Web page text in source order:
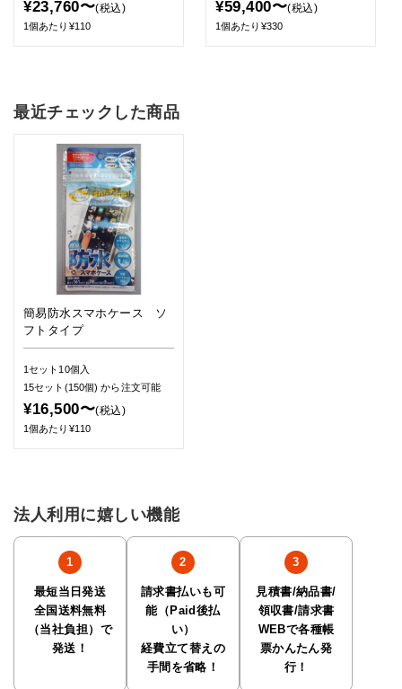
¥23,760〜(税込)
1個あたり¥110
¥59,400〜(税込)
1個あたり¥330
最近チェックした商品
簡易防水スマホケース ソ
フトタイプ
1セット10個入
15セット(150個)から注文可能
¥16,500〜(税込)
1個あたり¥110
法人利用に嬉しい機能
最短当日発送
全国送料無料
（当社負担）で
発送！
請求書払いも可
能（Paid後払
い）
経費立て替えの
手間を省略！
見積書/納品書/
領収書/請求書
WEBで各種帳
票かんたん発
行！